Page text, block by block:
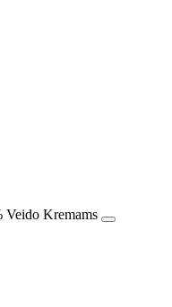
Veido Kremams